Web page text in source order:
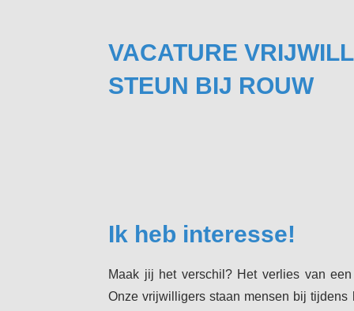
VACATURE
STEUN BIJ ROUW
Ik heb interesse!
Maak jij het verschil? Het verlies van
Onze vrijwilligers staan mensen bij